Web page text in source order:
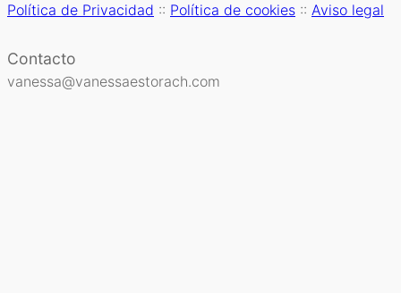
Política de Privacidad :: Política de cookies :: Aviso legal
Contacto
vanessa@vanessaestorach.com